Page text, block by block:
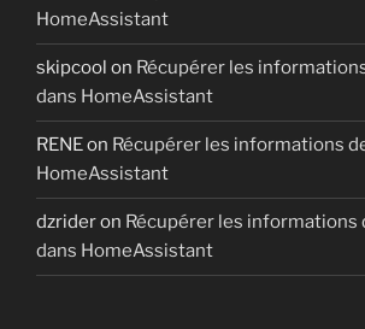
HomeAssistant
skipcool on Récupérer les
dans HomeAssistant
RENEon Récupérer les informations
HomeAssistant
dzrideron Récupérer les informations
dans HomeAssistant